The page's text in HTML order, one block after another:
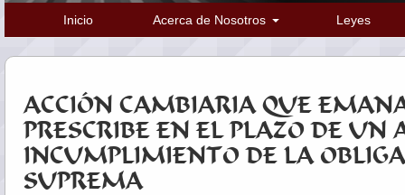
Inicio Acerca de Nosotros Leyes
ACCIÓN CAMBIARIA QUE
PRESCRIBE EN EL PLAZO DE UN
INCUMPLIMIENTO DE LA
SUPREMA